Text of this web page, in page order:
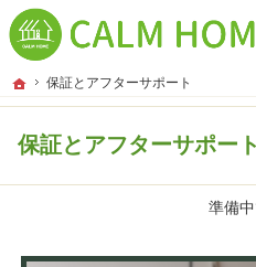
ホーム
保証とアフターサポート
保証とアフターサポート
プロの目線からご提案。埼玉県さいたま
埼玉県さいたま市の新築・注文住宅・新
準備